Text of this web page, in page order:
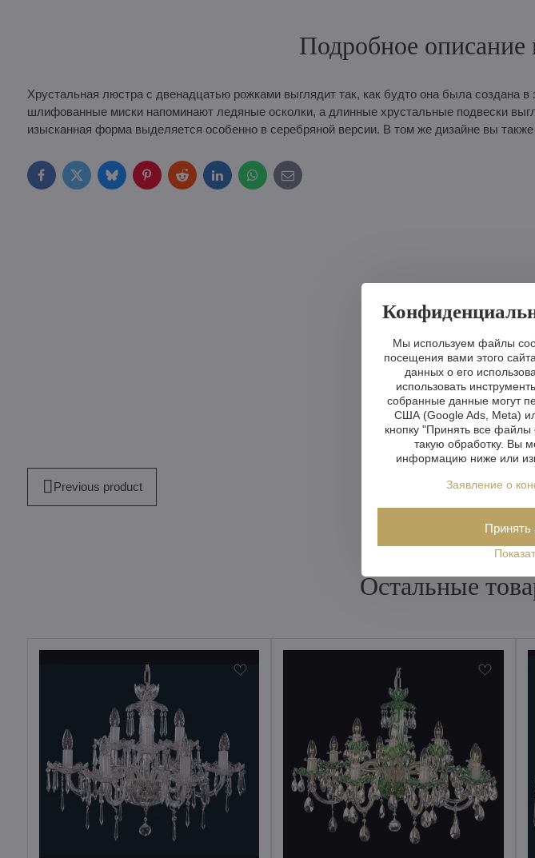
Подробное
Хрустальная люстра с двенадцатью рожками выглядит так, как будто она была создана
шлифованные миски напоминают ледяные осколки, а длинные хрустальные подвески
изысканная форма выделяется особенно в серебряной версии. В том же дизайне вы
FacebookTwitterBlueskyPinterestRedditLinkedInWhatsApp
E-
mail
Previous product
Остальные
Мы используем файлы
посещения вами этого
данных о его
использовать
собранные данные могут
США (Google Ads, Meta)
кнопку "Принять все файлы
такую обработку. Вы
информацию ниже или
Заявление о
Принять